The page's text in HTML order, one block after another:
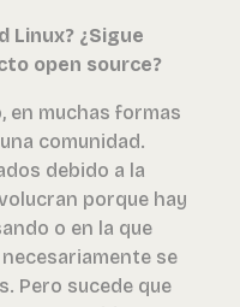
Linux? ¿Sigue
open source?
en muchas formas
comunidad.
debido a la
porque hay
o en la que
se
Pero sucede que